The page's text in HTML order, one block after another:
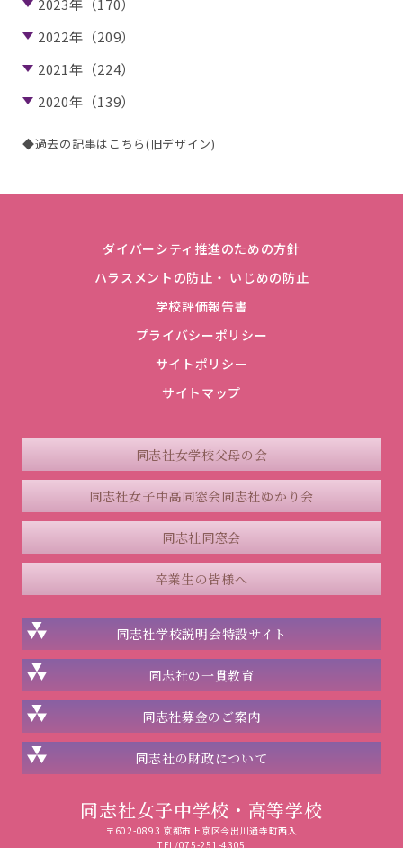
2022年（209）
2021年（224）
2020年（139）
◆過去の記事はこちら(旧デザイン)
ダイバーシティ推進のための方針
ハラスメントの防止・ いじめの防止
学校評価報告書
プライバシーポリシー
サイトポリシー
サイトマップ
同志社女学校父母の会
同志社女子中高同窓会同志社ゆかり会
同志社同窓会
卒業生の皆様へ
同志社学校説明会特設サイト
同志社の一貫教育
同志社募金のご案内
同志社の財政について
同志社女子中学校・高等学校
〒602-0893 京都市上京区今出川通寺町西入
TEL/075-251-4305